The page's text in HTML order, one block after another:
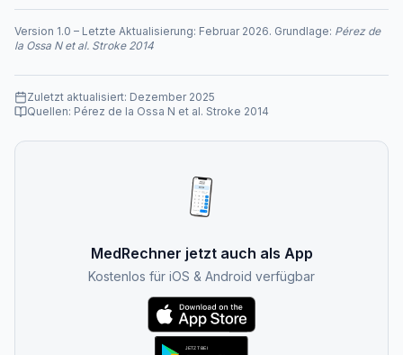
Version 1.0 – Letzte Aktualisierung: Februar 2026. Grundlage: Pérez de
la Ossa N et al. Stroke 2014
Zuletzt aktualisiert: Dezember 2025
Quellen: Pérez de la Ossa N et al. Stroke 2014
MedRechner jetzt auch als App
Kostenlos für iOS & Android verfügbar